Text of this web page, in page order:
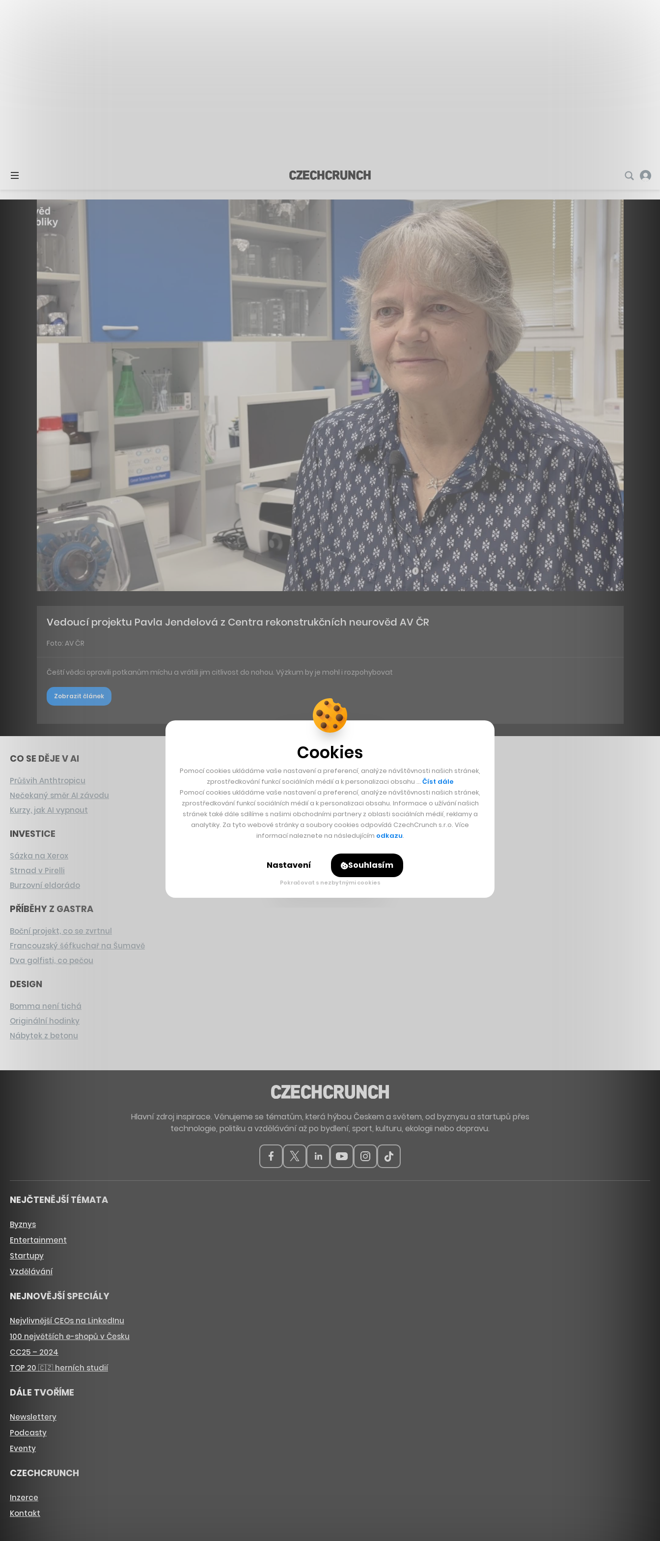
Vedoucí projektu Pavla Jendelová z Centra rekonstrukčních neurověd AV ČR
Foto: AV ČR
Čeští vědci opravili potkanům míchu a vrátili jim citlivost do nohou. Výzkum by je mohl i rozpohybovat
Zobrazit článek
CO SE DĚJE V AI
Průšvih Anthtropicu
Nečekaný směr AI závodu
Kurzy, jak AI vypnout
INVESTICE
Sázka na Xerox
Strnad v Pirelli
Burzovní eldorádo
PŘÍBĚHY Z GASTRA
Boční projekt, co se zvrtnul
Francouzský šéfkuchař na Šumavě
Dva golfisti, co pečou
DESIGN
Bomma není tichá
Originální hodinky
Nábytek z betonu
Hlavní zdroj inspirace. Věnujeme se tématům, která hýbou Českem a světem, od byznysu a startupů přes
technologie, politiku a vzdělávání až po bydlení, sport, kulturu, ekologii nebo dopravu.
NEJČTENĚJŠÍ TÉMATA
Byznys
Entertainment
Startupy
Vzdělávání
NEJNOVĚJŠÍ SPECIÁLY
Nejvlivnější CEOs na LinkedInu
100 největších e-shopů v Česku
CC25 – 2024
TOP 20 🇨🇿 herních studií
DÁLE TVOŘÍME
Newslettery
Podcasty
Eventy
CZECHCRUNCH
Inzerce
Kontakt
Cookies
Pomocí cookies ukládáme vaše nastavení a preferencí, analýze návštěvnosti našich stránek,
zprostředkování funkcí sociálních médií a k personalizaci obsahu … Číst dále
Pomocí cookies ukládáme vaše nastavení a preferencí, analýze návštěvnosti našich stránek,
zprostředkování funkcí sociálních médií a k personalizaci obsahu. Informace o užívání našich
stránek také dále sdílíme s našimi obchodními partnery z oblasti sociálních médií, reklamy a
analytiky. Za tyto webové stránky a soubory cookies odpovídá CzechCrunch s.r.o. Více
informací naleznete na následujícím odkazu.
Nastavení Souhlasím
Pokračovat s nezbytnými cookies